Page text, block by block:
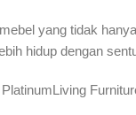
yang tidak
hidup dengan